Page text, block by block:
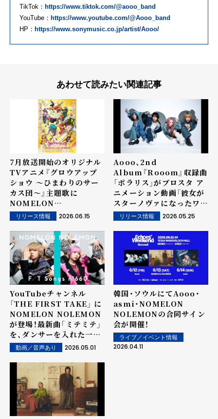
TikTok： https://www.tiktok.com/@aooo_band
YouTube： https://www.youtube.com/@Aooo_band
HP： https://www.sonymusic.co.jp/artist/Aooo/
あわせて読みたい関連記事
7月放送開始のオリジナル
TVアニメ『グロウアップ
ショウ ～ひまわりのサー
カス団～』主題歌に
NOMELON
NOLEMON「ユラリユレ
ル」（OP）と
Aooo「DAYS!」（ED）が決
定！両楽曲メンバーの"ツミ
キ"が作詞作曲を担当！
リリース情報 2026.06.15
Aooo、2nd
Album『Rooom』収録曲
「ポラリス」がブロスタ ア
ニメーション動画「彼女が
スターノヴァになったワ
ケ」テーマソングに決定
リリース情報 2026.05.25
YouTubeチャンネル
「THE FIRST TAKE」 に
NOMELON NOLEMON
が登場！最新曲「ミテミテ」
を、ダンサーを入れた一発
撮りでパフォーマンス！
動画／音声あり 2026.05.01
韓国・ソウルにてAooo・
asmi・NOMELON
NOLEMONの合同サイン
会が開催！
ライブ／イベント情報
2026.04.11